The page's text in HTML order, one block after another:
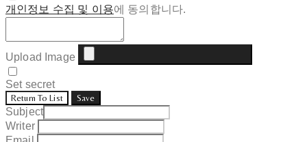
개인정보 수집 및 이용에 동의합니다.
Upload Image
Set secret
Return To List Save
Subject
Writer